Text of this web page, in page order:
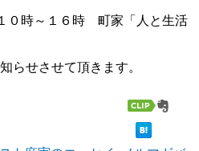
０時～１６時 町家「人と生活
らせさせて頂きます。